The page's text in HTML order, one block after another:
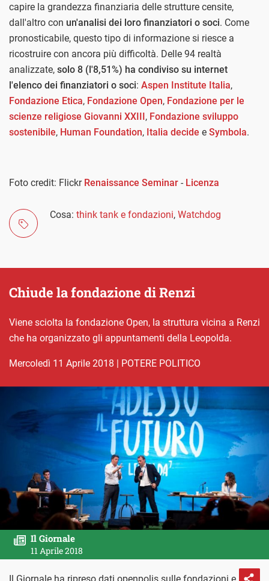
capire la grandezza finanziaria delle strutture censite,
dall'altro con un'analisi dei loro finanziatori o soci. Come
pronosticabile, questo tipo di informazione si riesce a
ricostruire con ancora più difficoltà. Delle 94 realtà
analizzate, solo 8 (l'8,51%) ha condiviso su internet
l'elenco dei finanziatori o soci: Aspen Institute Italia,
Fondazione Etica, Fondazione Open, Fondazione per le
scienze religiose Giovanni XXIII, Fondazione sviluppo
sostenibile, Human Foundation, Italia decide e Symbola.
Foto credit: Flickr Renaissance Seminar - Licenza
Cosa: think tank e fondazioni, Watchdog
Chiude la fondazione di Renzi
Viene sciolta la fondazione Open, la struttura vicina a Renzi
che ha organizzato gli appuntamenti della Leopolda.
mercoledì 11 Aprile 2018 | POTERE POLITICO
Il Giornale
11 Aprile 2018
Il Giornale ha ripreso dati openpolis sulle fondazioni e